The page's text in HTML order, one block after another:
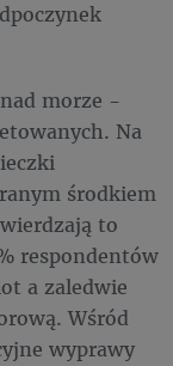
morze -
Na
środkiem
to
respondentów
a zaledwie
Wśród
wyprawy